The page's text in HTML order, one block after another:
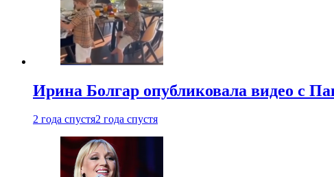
Ирина Болгар опубликовала видео с
2 года спустя2 года спустя